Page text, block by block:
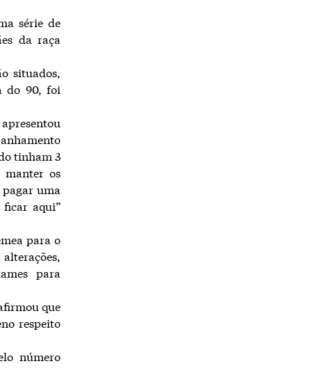
série de
da raça
situados,
do 90, foi
tinham 3
manter os
uma
aqui”
para o
para
que
respeito
número